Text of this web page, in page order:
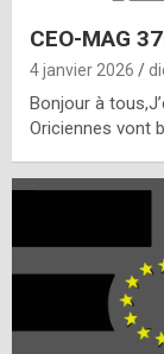
CEO-MAG
4 janvier 2026
Bonjour à
Oriciennes vont